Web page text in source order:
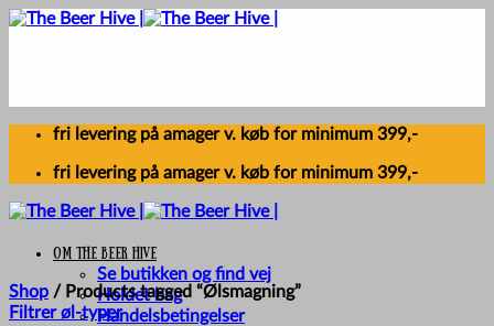
Skip
fri levering på amager v. køb for minimum 399,-
fri levering på amager v. køb for minimum 399,-
Om The Beer Hive
Se butikken og find vej
Holdet bag
Handelsbetingelser
Shop / Products tagged “Ølsmagning”
Filtrer øl-typer